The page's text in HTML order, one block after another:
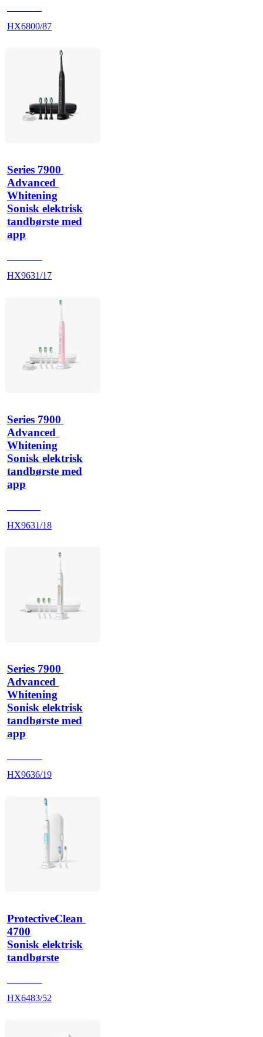
HX6800/87
Series 7900
Advanced
Whitening
Sonisk elektrisk
tandbørste med
app
HX9631/17
Series 7900
Advanced
Whitening
Sonisk elektrisk
tandbørste med
app
HX9631/18
Series 7900
Advanced
Whitening
Sonisk elektrisk
tandbørste med
app
HX9636/19
ProtectiveClean
4700
Sonisk elektrisk
tandbørste
HX6483/52